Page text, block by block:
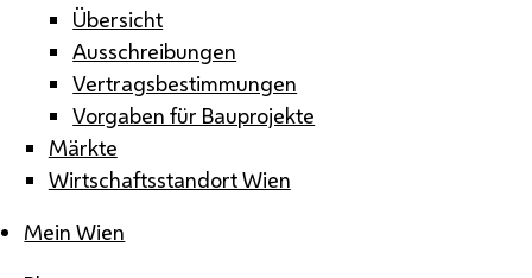
Übersicht
Ausschreibungen
Vertragsbestimmungen
Vorgaben für Bauprojekte
Märkte
Wirtschaftsstandort Wien
Mein Wien